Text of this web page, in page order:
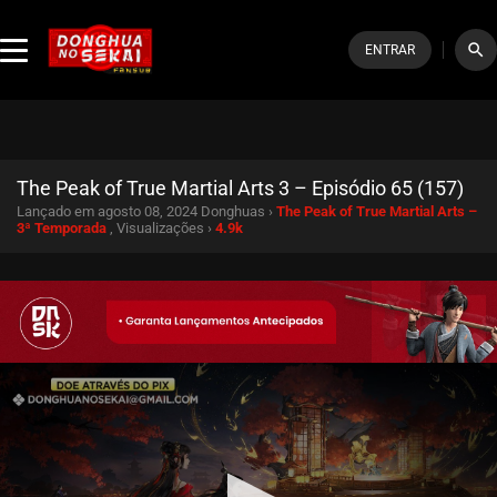
ENTRAR search
The Peak of True Martial Arts 3 – Episódio 65 (157)
Lançado em agosto 08, 2024 Donghuas › The Peak of True Martial Arts –
3ª Temporada , Visualizações › 4.9k